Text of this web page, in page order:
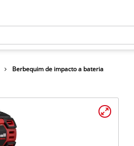
Berbequim de impacto a bateria